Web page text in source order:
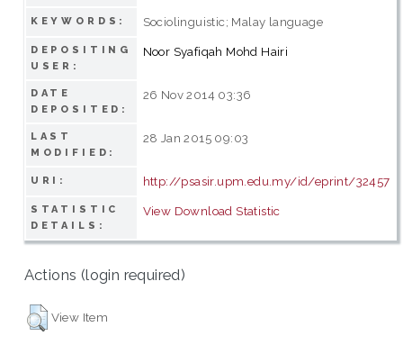
KEYWORDS: Sociolinguistic; Malay language
DEPOSITING
USER:
Noor Syafiqah Mohd Hairi
DATE
DEPOSITED:
26 Nov 2014 03:36
LAST
MODIFIED:
28 Jan 2015 09:03
URI: http://psasir.upm.edu.my/id/eprint/32457
STATISTIC
DETAILS:
View Download Statistic
Actions (login required)
View Item